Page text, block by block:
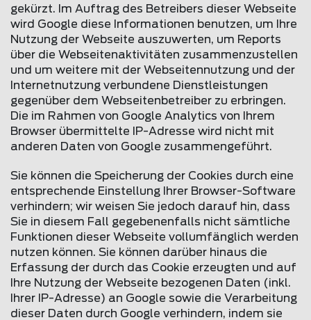
gekürzt. Im Auftrag des Betreibers dieser Webseite
wird Google diese Informationen benutzen, um Ihre
Nutzung der Webseite auszuwerten, um Reports
über die Webseitenaktivitäten zusammenzustellen
und um weitere mit der Webseitennutzung und der
Internetnutzung verbundene Dienstleistungen
gegenüber dem Webseitenbetreiber zu erbringen.
Die im Rahmen von Google Analytics von Ihrem
Browser übermittelte IP-Adresse wird nicht mit
anderen Daten von Google zusammengeführt.
Sie können die Speicherung der Cookies durch eine
entsprechende Einstellung Ihrer Browser-Software
verhindern; wir weisen Sie jedoch darauf hin, dass
Sie in diesem Fall gegebenenfalls nicht sämtliche
Funktionen dieser Webseite vollumfänglich werden
nutzen können. Sie können darüber hinaus die
Erfassung der durch das Cookie erzeugten und auf
Ihre Nutzung der Webseite bezogenen Daten (inkl.
Ihrer IP-Adresse) an Google sowie die Verarbeitung
dieser Daten durch Google verhindern, indem sie